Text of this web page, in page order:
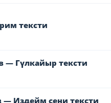
тексти
— Гүлкайыр тексти
Издейм сени тексти